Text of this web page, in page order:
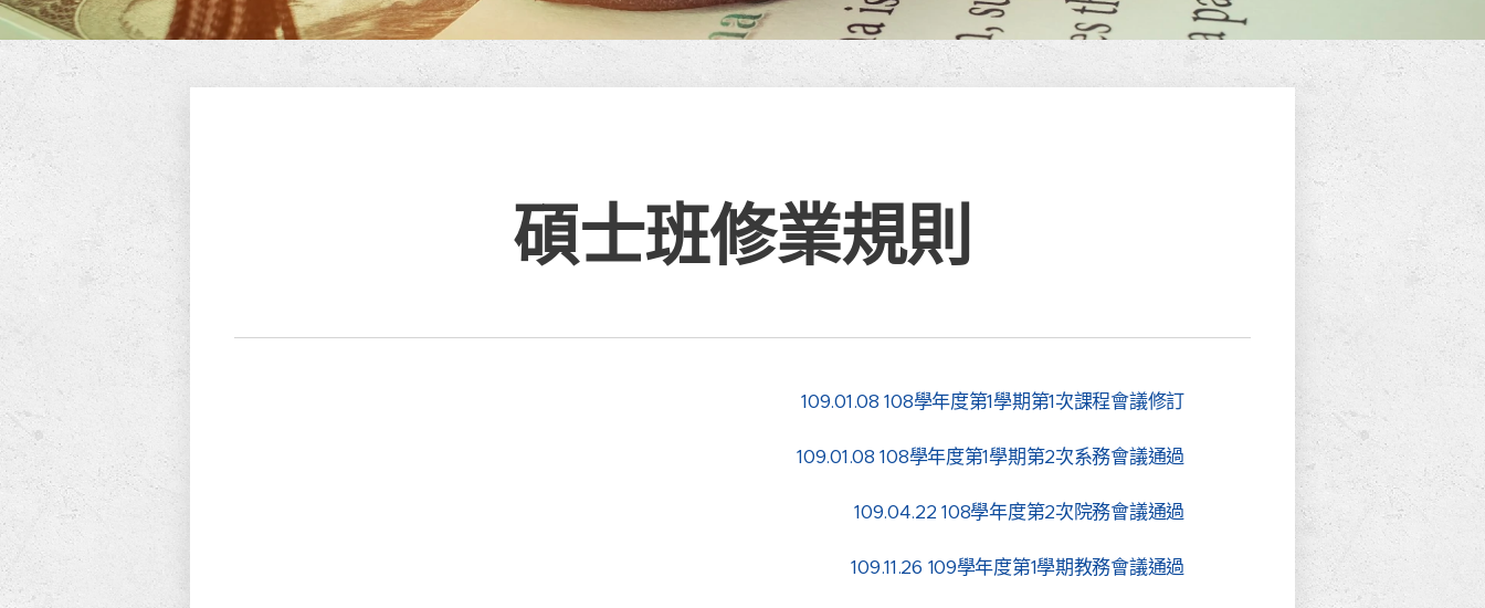
碩士班修業規則
109.01.08 108學年度第1學期第1次課程會議修訂
109.01.08 108學年度第1學期第2次系務會議通過
109.04.22 108學年度第2次院務會議通過
109.11.26 109學年度第1學期教務會議通過